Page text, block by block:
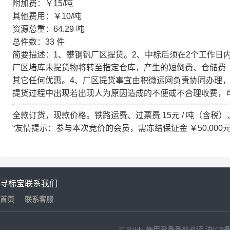
附加费： ￥15/吨
其他费用：
￥10/吨
资源总重： 64.29 吨
总件数： 33 件
简要描述： 1、攀钢钒厂区提货。2、中标后须在2个工作日
厂区堵库未提货物将转至指定仓库，产生的短倒费、仓储
其它任何优惠。4、厂区提货事宜由积微运网负责协同办理
提货过程中出现若出现人为原因造成的不便或不合理收费
全款订货，现款价格。铁路运费、过票费 15元 / 吨（含税
“友情提示：参与本次竞价的会员，需冻结保证金 ￥50,000
寻标宝
首页
联系我们
联系客服